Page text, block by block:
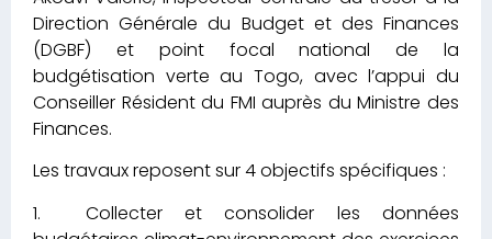
Direction Générale du Budget et des Finances
(DGBF) et point focal national de la
budgétisation verte au Togo, avec l’appui du
Conseiller Résident du FMI auprès du Ministre des
Finances.
Les travaux reposent sur 4 objectifs spécifiques :
1. Collecter et consolider les données